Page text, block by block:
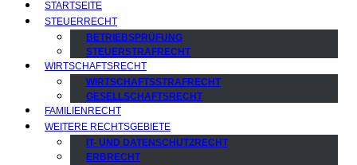
STARTSEITE
STEUERRECHT
BETRIEBSPRÜFUNG
STEUERSTRAFRECHT
WIRTSCHAFTSRECHT
WIRTSCHAFTSSTRAFRECHT
GESELLSCHAFTSRECHT
FAMILIENRECHT
WEITERE RECHTSGEBIETE
IT- UND DATENSCHUTZRECHT
ERBRECHT